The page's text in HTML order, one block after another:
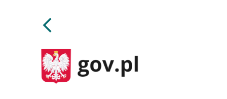
arrow_back_ios